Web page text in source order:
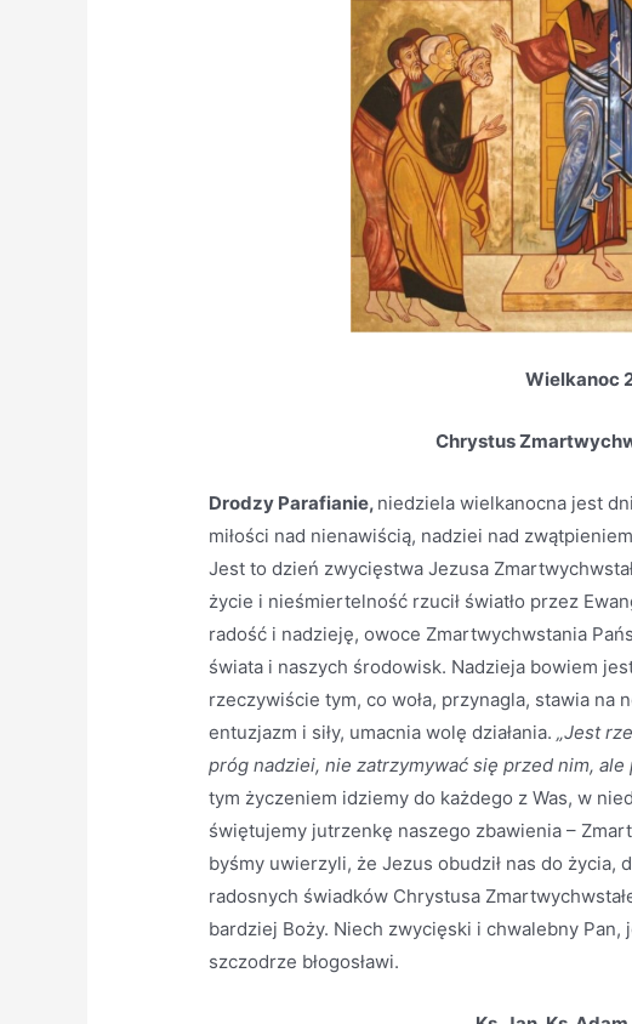
Wielkanoc
Chrystus
Drodzy Parafianie, niedziela wielkanocna jest
miłości nad nienawiścią, nadziei nad
Jest to dzień zwycięstwa Jezusa
życie i nieśmiertelność rzucił światło przez
radość i nadzieję, owoce Zmartwychwstania
świata i naszych środowisk. Nadzieja bowiem
rzeczywiście tym, co woła, przynagla, stawia na
entuzjazm i siły, umacnia wolę działania.„Jest
próg nadziei, nie zatrzymywać się przed nim,
tym życzeniem idziemy do każdego z Was, w
świętujemy jutrzenkę naszego zbawienia –
byśmy uwierzyli, że Jezus obudził nas do życia,
radosnych świadków Chrystusa
bardziej Boży. Niech zwycięski i chwalebny Pan,
szczodrze błogosławi.